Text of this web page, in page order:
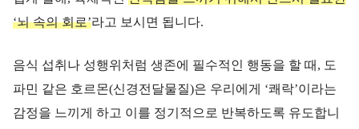
‘뇌 속의 회로’라고 보시면 됩니다.
음식 섭취나 성행위처럼 생존에 필수적인 행동을 할 때, 도
파민 같은 호르몬(신경전달물질)은 우리에게 ‘쾌락’이라는
감정을 느끼게 하고 이를 정기적으로 반복하도록 유도합니